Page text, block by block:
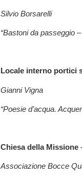
Silvio Borsarelli
“Bastoni da passeggio
Locale interno portici
Gianni Vigna
“Poesie d’acqua.
Chiesa della Missione
Associazione Bocce